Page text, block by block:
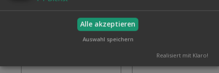
Alle akzeptieren
Auswahl speichern
Realisiert mit Klaro!